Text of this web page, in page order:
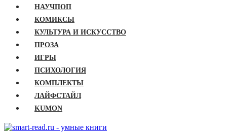
НАУЧПОП
КОМИКСЫ
КУЛЬТУРА И ИСКУССТВО
ПРОЗА
ИГРЫ
ПСИХОЛОГИЯ
КОМПЛЕКТЫ
ЛАЙФСТАЙЛ
KUMON